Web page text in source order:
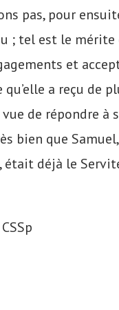
pas, pour
; tel est le mérite
et
qu’elle a reçu de
de répondre à
bien que
était déjà le